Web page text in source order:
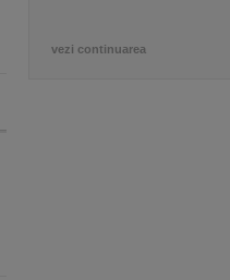
vezi continuarea